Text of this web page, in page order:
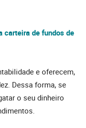
carteira de fundos de
e oferecem,
Dessa forma, se
o seu dinheiro